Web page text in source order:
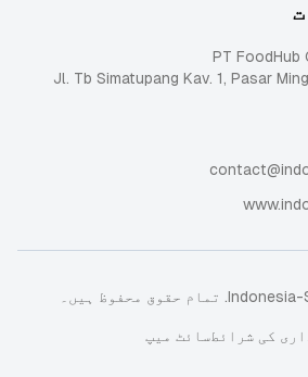
PT
Jl. Tb Simatupang Kav. 1, Pasar
کی شرائطسائٹ میپ